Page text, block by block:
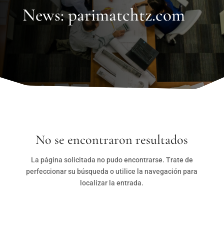
News: parimatchtz.com
No se encontraron resultados
La página solicitada no pudo encontrarse. Trate de
perfeccionar su búsqueda o utilice la navegación para
localizar la entrada.